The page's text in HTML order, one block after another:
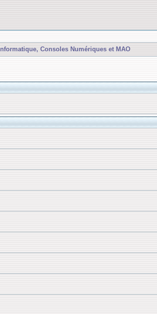
Informatique, Consoles Numériques et MAO